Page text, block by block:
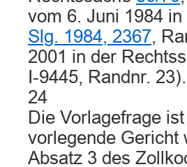
vom 6. Juni 1984
Slg. 1984, 2367,
2001 in der
I‑9445, Randnr. 23).
24
Die Vorlagefrage
vorlegende Gericht
Absatz 3 des